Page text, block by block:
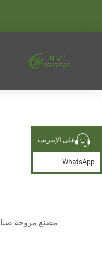
مصنع مروحة
على الإنترنت
WhatsApp